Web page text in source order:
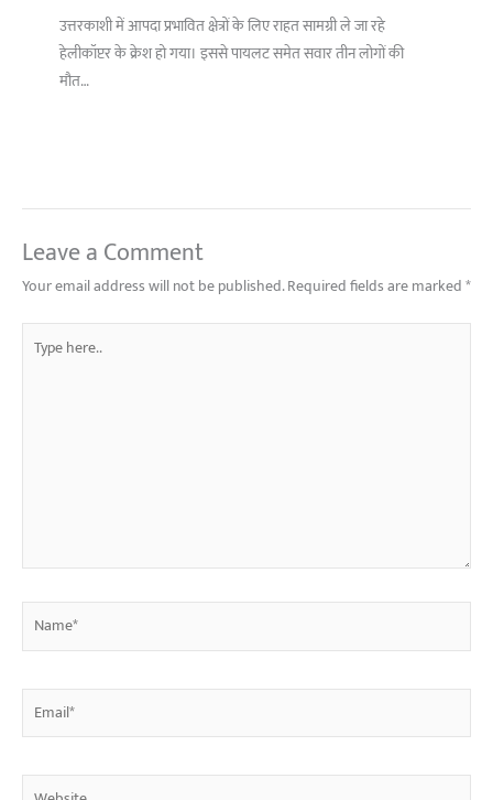
उत्तरकाशी में आपदा प्रभावित क्षेत्रों के लिए राहत सामग्री ले जा रहे
हेलीकॉप्टर के क्रेश हो गया। इससे पायलट समेत सवार तीन लोगों की
मौत…
Leave a Comment
Your email address will not be published.Required fields are marked*
here..
Website